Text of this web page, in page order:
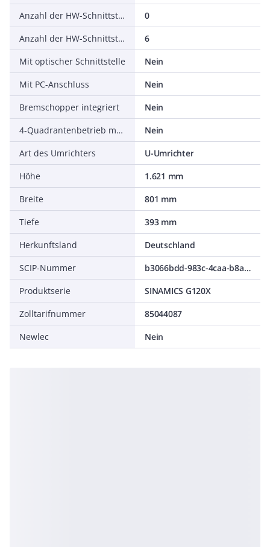
Anzahl der HW-Schnittstellen parallel
0
Anzahl der HW-Schnittstellen sonstige
6
Mit optischer Schnittstelle
Nein
Mit PC-Anschluss
Nein
Bremschopper integriert
Nein
4-Quadrantenbetrieb möglich
Nein
Art des Umrichters
U-Umrichter
Höhe
1.621 mm
Breite
801 mm
Tiefe
393 mm
Herkunftsland
Deutschland
SCIP-Nummer
b3066bdd-983c-4caa-b8a4-8d3b77ae5a95
Produktserie
SINAMICS G120X
Zolltarifnummer
85044087
Newlec
Nein